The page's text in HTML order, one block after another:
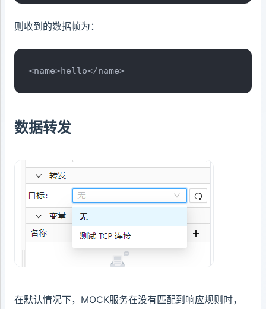
则收到的数据帧为：
<name>hello</name>
数据转发
在默认情况下，MOCK服务在没有匹配到响应规则时，